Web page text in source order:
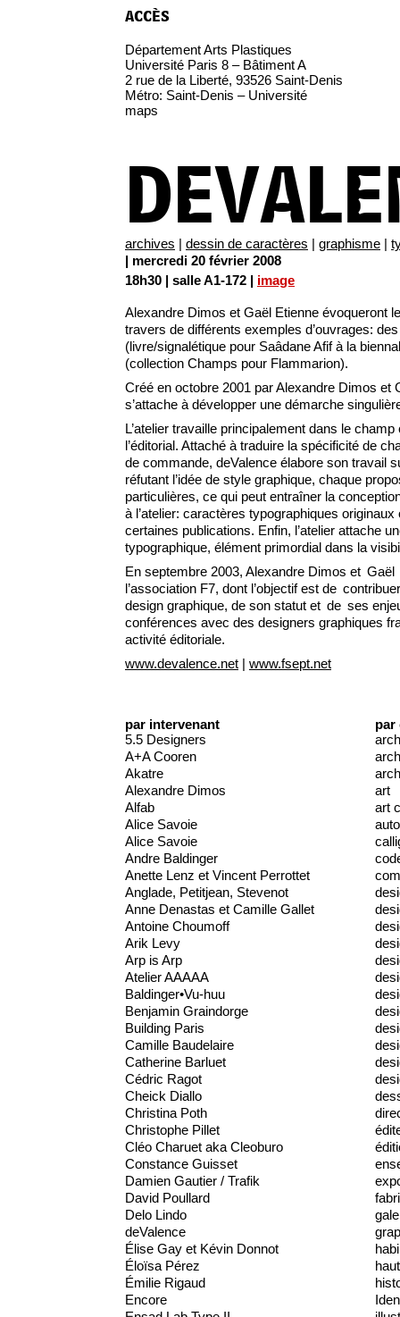
accès
Département Arts Plastiques
Université Paris 8 – Bâtiment A
2 rue de la Liberté, 93526 Saint-Denis
Métro: Saint-Denis – Université
maps
archives | dessin de caractères | graphisme |
| mercredi 20 février 2008
18h30 | salle A1-172 | image
Alexandre Dimos et Gaël Etienne évoqueront
travers de différents exemples d’ouvrages:
(livre/signalétique pour Saâdane Afif à la
(collection Champs pour Flammarion).
Créé en octobre 2001 par Alexandre Dimos et
s’attache à développer une démarche
L’atelier travaille principalement dans le
l’éditorial. Attaché à traduire la spécificité de
de commande, deValence élabore son travail
réfutant l’idée de style graphique, chaque
particulières, ce qui peut entraîner la
à l’atelier: caractères typographiques
certaines publications. Enfin, l’atelier attache
typographique, élément primordial dans la
En septembre 2003, Alexandre Dimos et
l’association F7, dont l’objectif est de
design graphique, de son statut et de ses
conférences avec des designers graphiques
activité éditoriale.
www.devalence.net | www.fsept.net
par intervenant
5.5 Designers
A+A Cooren
Akatre
Alexandre Dimos
Alfab
Alice Savoie
Alice Savoie
Andre Baldinger
Anette Lenz et Vincent Perrottet
Anglade, Petitjean, Stevenot
Anne Denastas et Camille Gallet
Antoine Choumoff
Arik Levy
Arp is Arp
Atelier AAAAA
Baldinger•Vu-huu
Benjamin Graindorge
Building Paris
Camille Baudelaire
Catherine Barluet
Cédric Ragot
Cheick Diallo
Christina Poth
Christophe Pillet
Cléo Charuet aka Cleoburo
Constance Guisset
Damien Gautier / Trafik
David Poullard
Delo Lindo
deValence
Élise Gay et Kévin Donnot
Éloïsa Pérez
Émilie Rigaud
Encore
par
art
art